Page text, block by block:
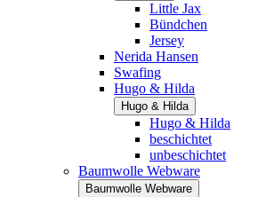
Little Jax
Bündchen
Jersey
Nerida Hansen
Swafing
Hugo & Hilda
Hugo & Hilda
Hugo & Hilda
beschichtet
unbeschichtet
Baumwolle Webware
Baumwolle Webware